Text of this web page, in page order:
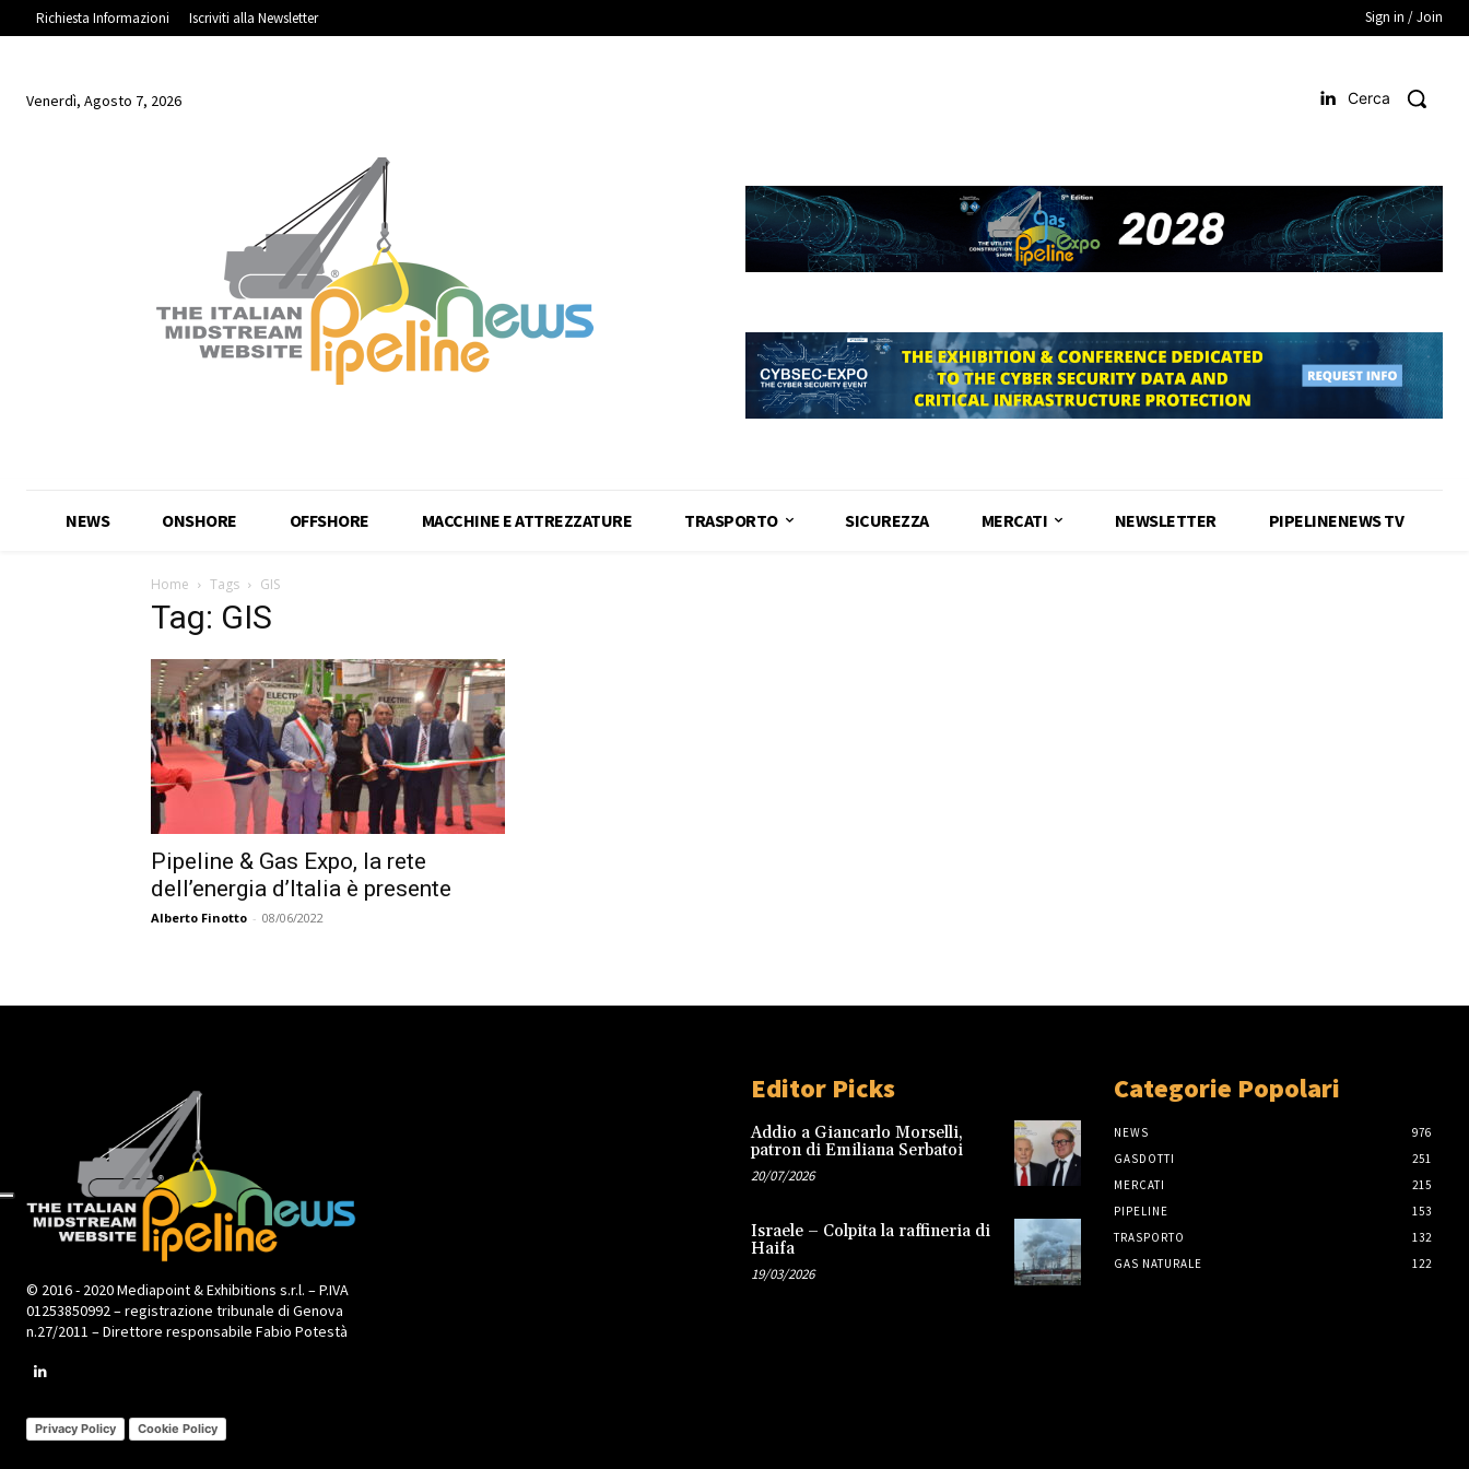
Richiesta Informazioni Iscriviti alla Newsletter Sign in / Join
Venerdì, Agosto 7, 2026 Cerca
NEWS ONSHORE OFFSHORE MACCHINE E ATTREZZATURE TRASPORTO SICUREZZA MERCATI NEWSLETTER PIPELINENEWS TV
Home Tags GIS
Tag: GIS
Pipeline & Gas Expo, la rete
dell’energia d’Italia è presente
Alberto Finotto - 08/06/2022
© 2016 - 2020 Mediapoint & Exhibitions s.r.l. – P.IVA
01253850992 – registrazione tribunale di Genova
n.27/2011 – Direttore responsabile Fabio Potestà
Privacy Policy Cookie Policy
Editor Picks
Addio a Giancarlo Morselli,
patron di Emiliana Serbatoi
20/07/2026
Israele – Colpita la raffineria di
Haifa
19/03/2026
Categorie Popolari
NEWS
976
GASDOTTI
251
MERCATI
215
PIPELINE
153
TRASPORTO
132
GAS NATURALE
122